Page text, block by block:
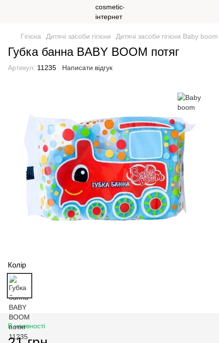
Гігієна Дитячі засоби гігієни Дитячі засоби гігієни Baby boom
Губка банна BABY BOOM потяг
Артикул: 11235 Написати відгук
Колір
В наявності